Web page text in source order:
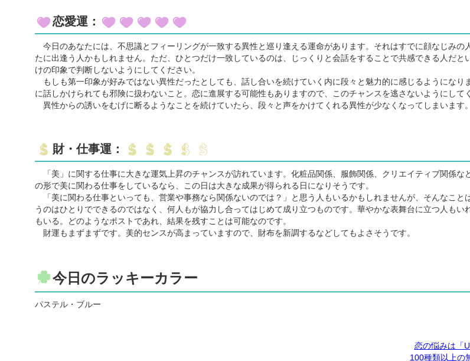
恋愛運：
今日のあなたには、不思議とフィーリングが一致する異性と巡り逢える運命があります。それはすでに顔なじみの
たに出逢う人かもしれません。ただ、ひとつだけ一致しているのは、じっくりと会話をすることで共感できる人だと
けの印象で判断しないようにしてください。
もしも第一印象が好みではない異性だったとしても、話し合いを続けていく内に段々と魅力的に感じるようになり
に話しかけられても邪険に扱わないこと。恋に進展する可能性もありますので、このチャンスを逃さないようにして
異性からの誘いをむげに断るようなことを続けていたら、段々と声をかけてくれる異性が少なくなってしまいます。
財・仕事運：
「美」に関する仕事に大きな運気上昇のチャンスが訪れています。化粧品関係、服飾関係、クリエイティブ関係な
の形で美に関わる仕事をしているなら、この日は大きな成果が得られる日になりそうです。
「美に関わる仕事といっても、営業や事務なら関係ないのでは？」と思う人もいるかもしれませんが、そんなこと
うのはひとりでできるのではなく、何人もが協力し合ってはじめて成り立つものです。華やかな表舞台に立つ人もい
もいる。どのようなポストであれ、結果を残すことは可能なのです。
財運もまずまずです。美的センスが高まっていますので、財布を新調するなどしてもよさそうです。
今日のラッキーカラー
パステル・ブルー
恋の悩みは「
100種類以上の